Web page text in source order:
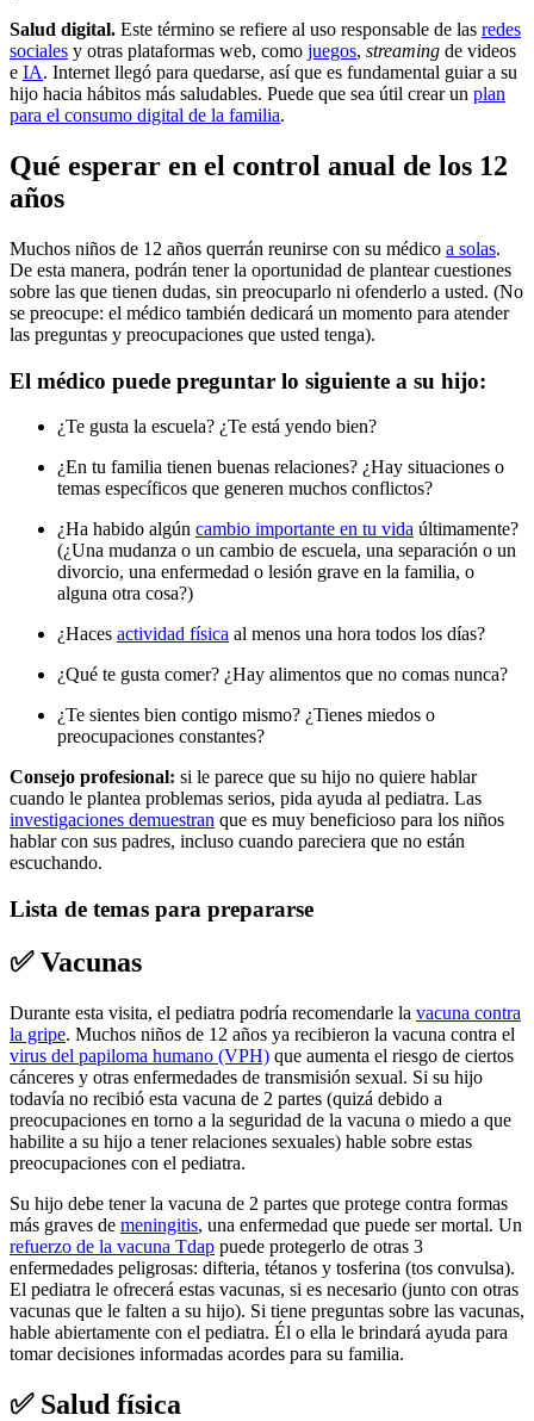
Salud digital. Este término se refiere al uso responsable de las redes
sociales y otras plataformas web, como juegos, streaming de videos
e IA. Internet llegó para quedarse, así que es fundamental guiar a su
hijo hacia hábitos más saludables. Puede que sea útil crear un plan
para el consumo digital de la familia.
Qué esperar en el control anual de los 12
años
Muchos niños de 12 años querrán reunirse con su médico a solas.
De esta manera, podrán tener la oportunidad de plantear cuestiones
sobre las que tienen dudas, sin preocuparlo ni ofenderlo a usted. (No
se preocupe: el médico también dedicará un momento para atender
las preguntas y preocupaciones que usted tenga).
El médico puede preguntar lo siguiente a su hijo:
¿Te gusta la escuela? ¿Te está yendo bien?
¿En tu familia tienen buenas relaciones? ¿Hay situaciones o
temas específicos que generen muchos conflictos?
¿Ha habido algún cambio importante en tu vida últimamente?
(¿Una mudanza o un cambio de escuela, una separación o un
divorcio, una enfermedad o lesión grave en la familia, o
alguna otra cosa?)
¿Haces actividad física al menos una hora todos los días?
¿Qué te gusta comer? ¿Hay alimentos que no comas nunca?
¿Te sientes bien contigo mismo? ¿Tienes miedos o
preocupaciones constantes?
Consejo profesional: si le parece que su hijo no quiere hablar
cuando le plantea problemas serios, pida ayuda al pediatra. Las
investigaciones demuestran que es muy beneficioso para los niños
hablar con sus padres, incluso cuando pareciera que no están
escuchando.
Lista de temas para prepararse
✅ Vacunas
Durante esta visita, el pediatra podría recomendarle la vacuna contra
la gripe. Muchos niños de 12 años ya recibieron la vacuna contra el
virus del papiloma humano (VPH) que aumenta el riesgo de ciertos
cánceres y otras enfermedades de transmisión sexual. Si su hijo
todavía no recibió esta vacuna de 2 partes (quizá debido a
preocupaciones en torno a la seguridad de la vacuna o miedo a que
habilite a su hijo a tener relaciones sexuales) hable sobre estas
preocupaciones con el pediatra.
Su hijo debe tener la vacuna de 2 partes que protege contra formas
más graves de meningitis, una enfermedad que puede ser mortal. Un
refuerzo de la vacuna Tdap puede protegerlo de otras 3
enfermedades peligrosas: difteria, tétanos y tosferina (tos convulsa).
El pediatra le ofrecerá estas vacunas, si es necesario (junto con otras
vacunas que le falten a su hijo). Si tiene preguntas sobre las vacunas,
hable abiertamente con el pediatra. Él o ella le brindará ayuda para
tomar decisiones informadas acordes para su familia.
✅ Salud física